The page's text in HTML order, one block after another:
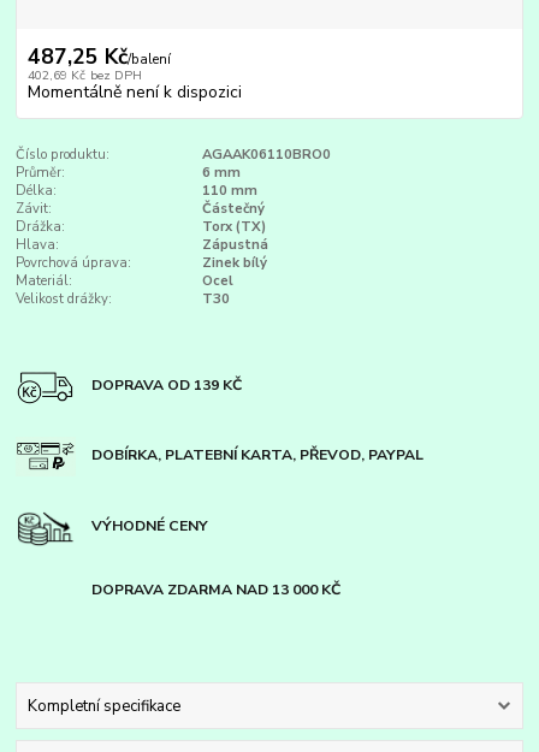
487,25 Kč/balení
402,69 Kč bez DPH
Momentálně není k dispozici
Číslo produktu:
AGAAK06110BRO0
Průměr:
6 mm
Délka:
110 mm
Závit:
Částečný
Drážka:
Torx (TX)
Hlava:
Zápustná
Povrchová úprava:
Zinek bílý
Materiál:
Ocel
Velikost drážky:
T30
DOPRAVA OD 139 KČ
DOBÍRKA, PLATEBNÍ KARTA, PŘEVOD, PAYPAL
VÝHODNÉ CENY
DOPRAVA ZDARMA NAD 13 000 KČ
Kompletní specifikace